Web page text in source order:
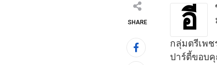
SHARE อี
กลุ่มตรีเพ
ปาร์ตี้ขอบ